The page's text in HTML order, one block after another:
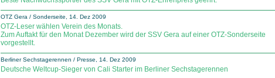
OTZ Gera / Sonderseite, 14. Dez 2009
OTZ-Leser wählen Verein des Monats.
Zum Auftakt für den Monat Dezember wird der SSV Gera auf einer OTZ-Sonderseite
vorgestellt.
Berliner Sechstagerennen / Presse, 14. Dez 2009
Deutsche Weltcup-Sieger von Cali Starter im Berliner Sechstagerennen